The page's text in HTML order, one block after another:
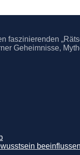
faszinierenden
Geheimnisse,
beeinflussen